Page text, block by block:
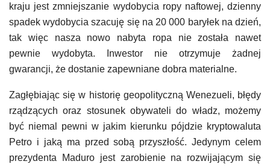
kraju jest zmniejszanie wydobycia ropy naftowej, dzienny
spadek wydobycia szacuję się na 20 000 baryłek na dzień,
tak więc nasza nowo nabyta ropa nie została nawet
pewnie wydobyta. Inwestor nie otrzymuje żadnej
gwarancji, że dostanie zapewniane dobra materialne.
Zagłębiając się w historię geopolityczną Wenezueli, błędy
rządzących oraz stosunek obywateli do władz, możemy
być niemal pewni w jakim kierunku pójdzie kryptowaluta
Petro i jaką ma przed sobą przyszłość. Jedynym celem
prezydenta Maduro jest zarobienie na rozwijającym się